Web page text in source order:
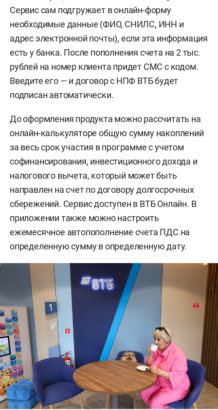
Сервис сам подгружает в онлайн-форму
необходимые данные (ФИО, СНИЛС, ИНН и
адрес электронной почты), если эта информация
есть у банка. После пополнения счета на 2 тыс.
рублей на номер клиента придет СМС с кодом.
Введите его — и договор с НПФ ВТБ будет
подписан автоматически.
До оформления продукта можно рассчитать на
онлайн-калькуляторе общую сумму накоплений
за весь срок участия в программе с учетом
софинансирования, инвестиционного дохода и
налогового вычета, который может быть
направлен на счет по договору долгосрочных
сбережений. Сервис доступен в ВТБ Онлайн. В
приложении также можно настроить
ежемесячное автопополнение счета ПДС на
определенную сумму в определенную дату.